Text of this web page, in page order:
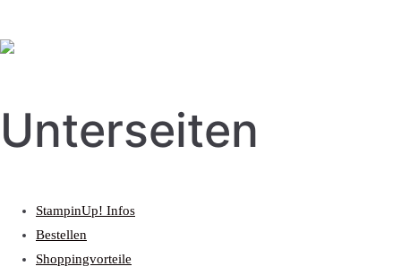
Unterseiten
StampinUp! Infos
Bestellen
Shoppingvorteile